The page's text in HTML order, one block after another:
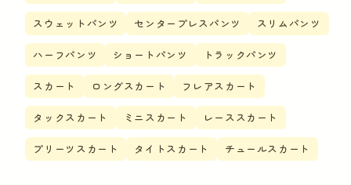
スウェットパンツ センタープレスパンツ スリムパンツ
ハーフパンツ ショートパンツ トラックパンツ
スカート ロングスカート フレアスカート
タックスカート ミニスカート レーススカート
プリーツスカート タイトスカート チュールスカート